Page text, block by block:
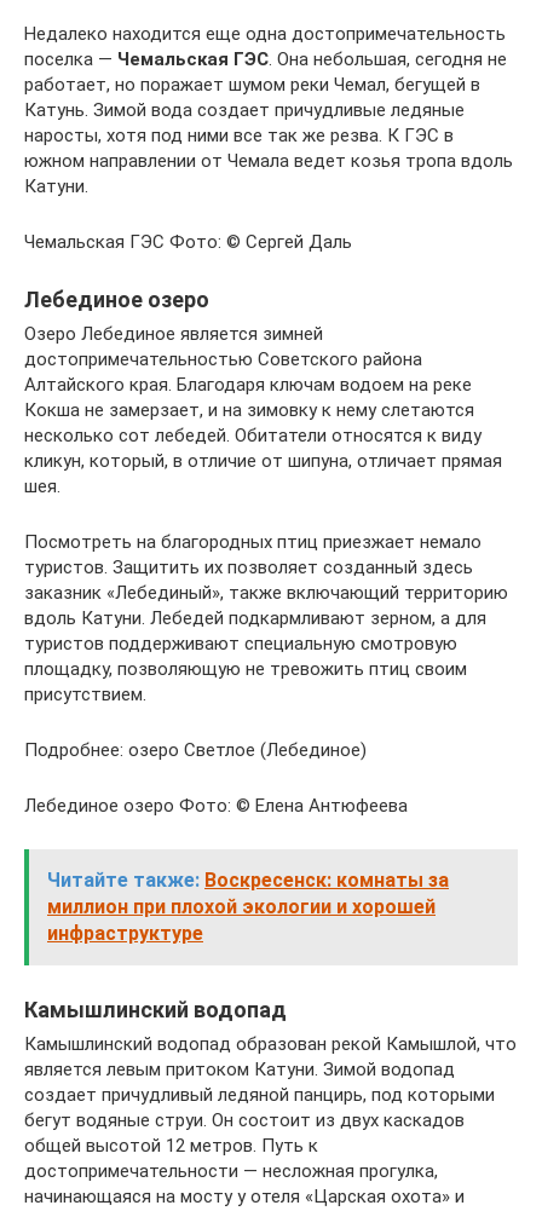
Недалеко находится еще одна достопримечательность
поселка — Чемальская ГЭС . Она небольшая, сегодня не
работает, но поражает шумом реки Чемал, бегущей в
Катунь. Зимой вода создает причудливые ледяные
наросты, хотя под ними все так же резва. К ГЭС в
южном направлении от Чемала ведет козья тропа вдоль
Катуни.
Чемальская ГЭС Фото: © Сергей Даль
Лебединое озеро
Озеро Лебединое является зимней
достопримечательностью Советского района
Алтайского края. Благодаря ключам водоем на реке
Кокша не замерзает, и на зимовку к нему слетаются
несколько сот лебедей. Обитатели относятся к виду
кликун, который, в отличие от шипуна, отличает прямая
шея.
Посмотреть на благородных птиц приезжает немало
туристов. Защитить их позволяет созданный здесь
заказник «Лебединый», также включающий территорию
вдоль Катуни. Лебедей подкармливают зерном, а для
туристов поддерживают специальную смотровую
площадку, позволяющую не тревожить птиц своим
присутствием.
Подробнее: озеро Светлое (Лебединое)
Лебединое озеро Фото: © Елена Антюфеева
Читайте также: Воскресенск: комнаты за
миллион при плохой экологии и хорошей
инфраструктуре
Камышлинский водопад
Камышлинский водопад образован рекой Камышлой, что
является левым притоком Катуни. Зимой водопад
создает причудливый ледяной панцирь, под которыми
бегут водяные струи. Он состоит из двух каскадов
общей высотой 12 метров. Путь к
достопримечательности — несложная прогулка,
начинающаяся на мосту у отеля «Царская охота» и